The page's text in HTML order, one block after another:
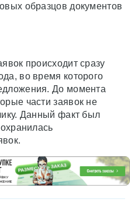
образцов документов
происходит сразу
во время которого
До момента
части заявок не
Данный факт был